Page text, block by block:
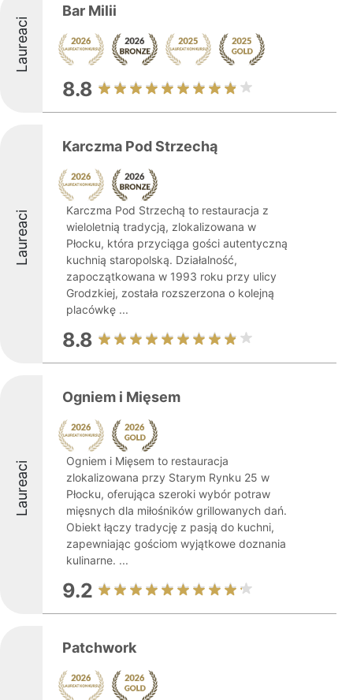
Laureaci
Bar Milii
8.8
Laureaci
Karczma Pod Strzechą
Karczma Pod Strzechą to restauracja z
wieloletnią tradycją, zlokalizowana w
Płocku, która przyciąga gości autentyczną
kuchnią staropolską. Działalność,
zapoczątkowana w 1993 roku przy ulicy
Grodzkiej, została rozszerzona o kolejną
placówkę ...
8.8
Laureaci
Ogniem i Mięsem
Ogniem i Mięsem to restauracja
zlokalizowana przy Starym Rynku 25 w
Płocku, oferująca szeroki wybór potraw
mięsnych dla miłośników grillowanych dań.
Obiekt łączy tradycję z pasją do kuchni,
zapewniając gościom wyjątkowe doznania
kulinarne. ...
9.2
Patchwork